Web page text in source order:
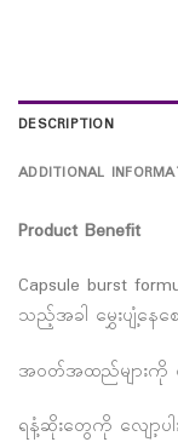
DESCRIPTION
ADDITIONAL
Product Benefit
Capsule burst
သည့်အခါ မွှေးပျံ့နေစ
အဝတ်အထည်များကို ပ
ရနံ့ဆိုးတွေကို လျော့ပ